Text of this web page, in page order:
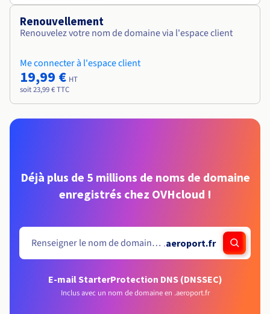
Renouvellement
Renouvelez votre nom de domaine via l'espace client
Me connecter à l'espace client
19,99 € HT
soit 23,99 € TTC
Déjà plus de 5 millions de noms de domaine
enregistrés chez OVHcloud !
.aeroport.fr
E-mail StarterProtection DNS (DNSSEC)
Inclus avec un nom de domaine en .aeroport.fr